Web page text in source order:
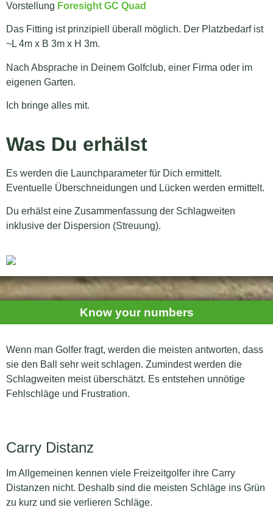
Vorstellung Foresight GC Quad
Das Fitting ist prinzipiell überall möglich. Der Platzbedarf ist
~L 4m x B 3m x H 3m.
Nach Absprache in Deinem Golfclub, einer Firma oder im
eigenen Garten.
Ich bringe alles mit.
Was Du erhälst
Es werden die Launchparameter für Dich ermittelt.
Eventuelle Überschneidungen und Lücken werden ermittelt.
Du erhälst eine Zusammenfassung der Schlagweiten
inklusive der Dispersion (Streuung).
Know your numbers
Wenn man Golfer fragt, werden die meisten antworten, dass
sie den Ball sehr weit schlagen. Zumindest werden die
Schlagweiten meist überschätzt. Es entstehen unnötige
Fehlschläge und Frustration.
Carry Distanz
Im Allgemeinen kennen viele Freizeitgolfer ihre Carry
Distanzen nicht. Deshalb sind die meisten Schläge ins Grün
zu kurz und sie verlieren Schläge.